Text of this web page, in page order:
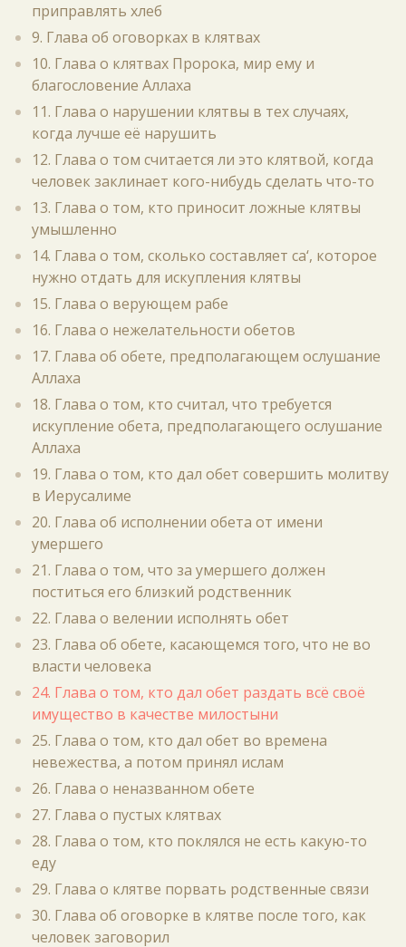
приправлять хлеб
9. Глава об оговорках в клятвах
10. Глава о клятвах Пророка, мир ему и
благословение Аллаха
11. Глава о нарушении клятвы в тех случаях,
когда лучше её нарушить
12. Глава о том считается ли это клятвой, когда
человек заклинает кого-нибудь сделать что-то
13. Глава о том, кто приносит ложные клятвы
умышленно
14. Глава о том, сколько составляет са‘, которое
нужно отдать для искупления клятвы
15. Глава о верующем рабе
16. Глава о нежелательности обетов
17. Глава об обете, предполагающем ослушание
Аллаха
18. Глава о том, кто считал, что требуется
искупление обета, предполагающего ослушание
Аллаха
19. Глава о том, кто дал обет совершить молитву
в Иерусалиме
20. Глава об исполнении обета от имени
умершего
21. Глава о том, что за умершего должен
поститься его близкий родственник
22. Глава о велении исполнять обет
23. Глава об обете, касающемся того, что не во
власти человека
24. Глава о том, кто дал обет раздать всё своё
имущество в качестве милостыни
25. Глава о том, кто дал обет во времена
невежества, а потом принял ислам
26. Глава о неназванном обете
27. Глава о пустых клятвах
28. Глава о том, кто поклялся не есть какую-то
еду
29. Глава о клятве порвать родственные связи
30. Глава об оговорке в клятве после того, как
человек заговорил